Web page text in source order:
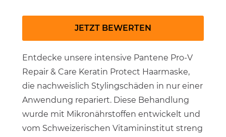
JETZT BEWERTEN
Entdecke unsere intensive Pantene Pro-V
Repair & Care Keratin Protect Haarmaske,
die nachweislich Stylingschäden in nur einer
Anwendung repariert. Diese Behandlung
wurde mit Mikronährstoffen entwickelt und
vom Schweizerischen Vitamininstitut streng